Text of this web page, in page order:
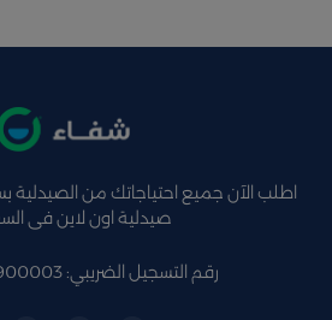
اطلب الآن جميع احتياجاتك من
صيدلية اون لاين فى
رقم التسجيل الضريبي: 311205970900003